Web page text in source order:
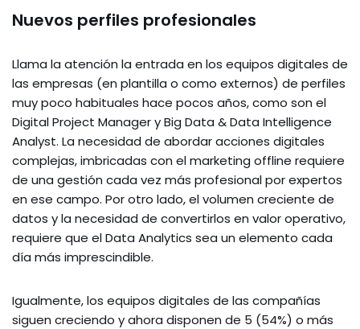
Nuevos perfiles profesionales
Llama la atención la entrada en los equipos digitales de
las empresas (en plantilla o como externos) de perfiles
muy poco habituales hace pocos años, como son el
Digital Project Manager y Big Data & Data Intelligence
Analyst. La necesidad de abordar acciones digitales
complejas, imbricadas con el marketing offline requiere
de una gestión cada vez más profesional por expertos
en ese campo. Por otro lado, el volumen creciente de
datos y la necesidad de convertirlos en valor operativo,
requiere que el Data Analytics sea un elemento cada
día más imprescindible.
Igualmente, los equipos digitales de las compañías
siguen creciendo y ahora disponen de 5 (54%) o más